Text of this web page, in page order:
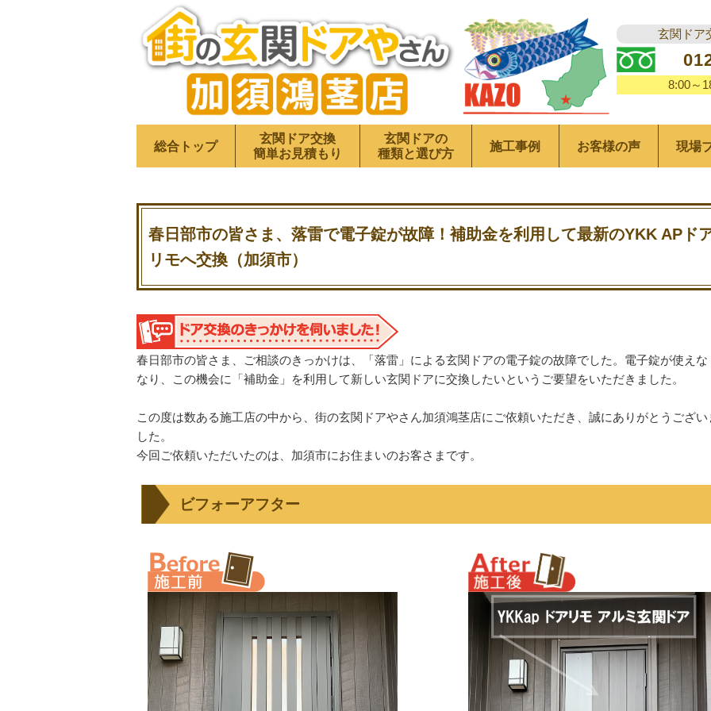
玄関ドア
8:00～
総合トップ
玄関ドア交換
簡単お見積もり
玄関ドアの
種類と選び方
施工事例 お客様の声 現場
春日部市の皆さま、落雷で電子錠が故障！補助金を利用して最新のYKK APド
リモへ交換（加須市）
春日部市の皆さま、ご相談のきっかけは、「落雷」による玄関ドアの電子錠の故障でした。電子錠が使えな
なり、この機会に「補助金」を利用して新しい玄関ドアに交換したいというご要望をいただきました。
この度は数ある施工店の中から、街の玄関ドアやさん加須鴻茎店にご依頼いただき、誠にありがとうござい
した。
今回ご依頼いただいたのは、加須市にお住まいのお客さまです。
ビフォーアフター